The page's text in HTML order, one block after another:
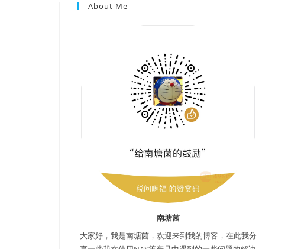
About Me
南塘菌
大家好，我是南塘菌，欢迎来到我的博客，在此我分